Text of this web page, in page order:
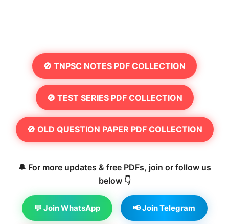
🚫 TNPSC NOTES PDF COLLECTION
🚫 TEST SERIES PDF COLLECTION
🚫 OLD QUESTION PAPER PDF COLLECTION
🔔 For more updates & free PDFs, join or follow us
below 👇
💬 Join WhatsApp 📢 Join Telegram